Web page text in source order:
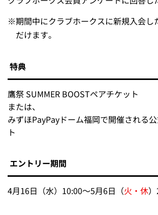
※期間中にクラブホークスに新規入会し
だけます。
特典
鷹祭 SUMMER BOOSTペアチケット
または、
みずほPayPayドーム福岡で開催される
ト
エントリー期間
4月16日（水）10:00～5月6日（火・休